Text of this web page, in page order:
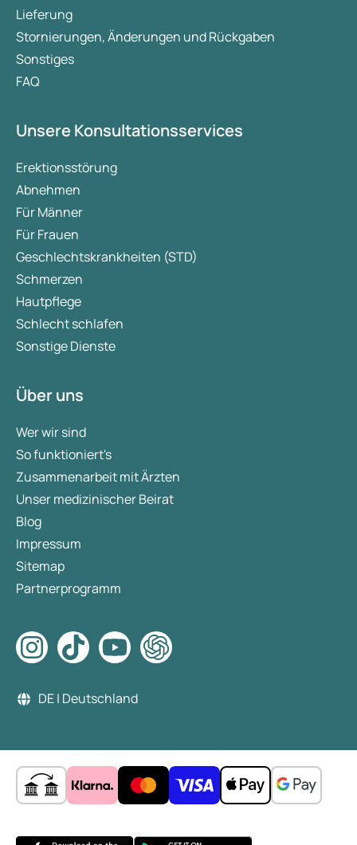
Lieferung
Stornierungen, Änderungen und Rückgaben
Sonstiges
FAQ
Unsere Konsultationsservices
Erektionsstörung
Abnehmen
Für Männer
Für Frauen
Geschlechtskrankheiten (STD)
Schmerzen
Hautpflege
Schlecht schlafen
Sonstige Dienste
Über uns
Wer wir sind
So funktioniert's
Zusammenarbeit mit Ärzten
Unser medizinischer Beirat
Blog
Impressum
Sitemap
Partnerprogramm
DE | Deutschland